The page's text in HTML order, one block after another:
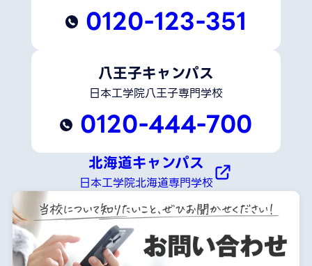
0120-123-351
八王子キャンパス
日本工学院八王子専門学校
0120-444-700
北海道キャンパス
日本工学院北海道専門学校